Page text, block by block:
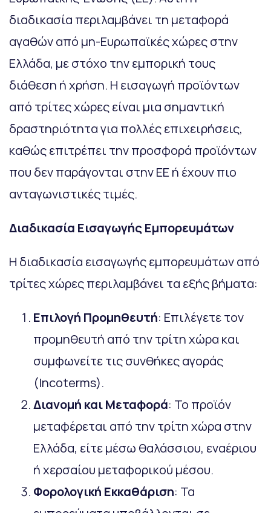
διαδικασία περιλαμβάνει τη μεταφορά
αγαθών από μη-Ευρωπαϊκές χώρες στην
Ελλάδα, με στόχο την εμπορική τους
διάθεση ή χρήση. Η εισαγωγή προϊόντων
από τρίτες χώρες είναι μια σημαντική
δραστηριότητα για πολλές επιχειρήσεις,
καθώς επιτρέπει την προσφορά προϊόντων
που δεν παράγονται στην ΕΕ ή έχουν πιο
ανταγωνιστικές τιμές.
Διαδικασία Εισαγωγής Εμπορευμάτων
Η διαδικασία εισαγωγής εμπορευμάτων από
τρίτες χώρες περιλαμβάνει τα εξής βήματα:
Επιλογή Προμηθευτή: Επιλέγετε τον
προμηθευτή από την τρίτη χώρα και
συμφωνείτε τις συνθήκες αγοράς
(Incoterms).
Διανομή και Μεταφορά: Το προϊόν
μεταφέρεται από την τρίτη χώρα στην
Ελλάδα, είτε μέσω θαλάσσιου, εναέριου
ή χερσαίου μεταφορικού μέσου.
Φορολογική Εκκαθάριση: Τα